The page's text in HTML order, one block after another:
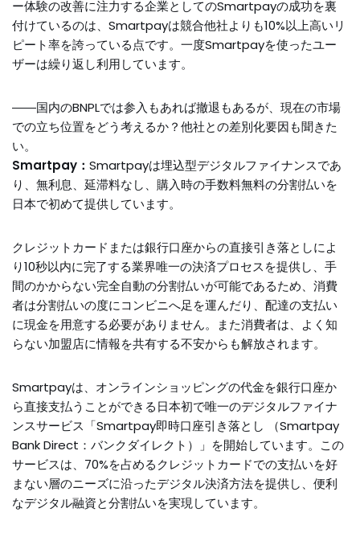
ー体験の改善に注力する企業としてのSmartpayの成功を裏
付けているのは、Smartpayは競合他社よりも10%以上高いリ
ピート率を誇っている点です。一度Smartpayを使ったユー
ザーは繰り返し利用しています。
――国内のBNPLでは参入もあれば撤退もあるが、現在の市場
での立ち位置をどう考えるか？他社との差別化要因も聞きた
い。
Smartpay： Smartpayは埋込型デジタルファイナンスであ
り、無利息、延滞料なし、購入時の手数料無料の分割払いを
日本で初めて提供しています。
クレジットカードまたは銀行口座からの直接引き落としによ
り10秒以内に完了する業界唯一の決済プロセスを提供し、手
間のかからない完全自動の分割払いが可能であるため、消費
者は分割払いの度にコンビニへ足を運んだり、配達の支払い
に現金を用意する必要がありません。また消費者は、よく知
らない加盟店に情報を共有する不安からも解放されます。
Smartpayは、オンラインショッピングの代金を銀行口座か
ら直接支払うことができる日本初で唯一のデジタルファイナ
ンスサービス「Smartpay即時口座引き落とし （Smartpay
Bank Direct：バンクダイレクト）」を開始しています。この
サービスは、70%を占めるクレジットカードでの支払いを好
まない層のニーズに沿ったデジタル決済方法を提供し、便利
なデジタル融資と分割払いを実現しています。